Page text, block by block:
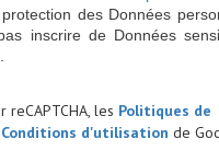
des Données
inscrire de Données
les Politiques de
Conditions d'utilisation de